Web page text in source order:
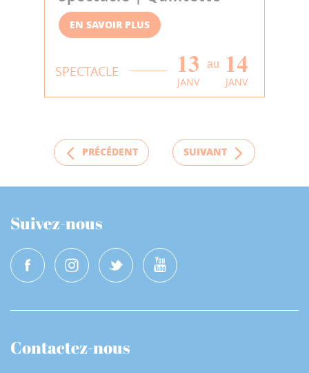
EN SAVOIR PLUS
SPECTACLE 13
JANV
au 14
JANV
PRÉCÉDENT SUIVANT
Suivez-nous
Contactez-nous